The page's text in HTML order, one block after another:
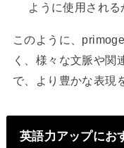
ように使用される
このように、
く、様々な文脈や関
で、より豊かな表現
英語力アップにお